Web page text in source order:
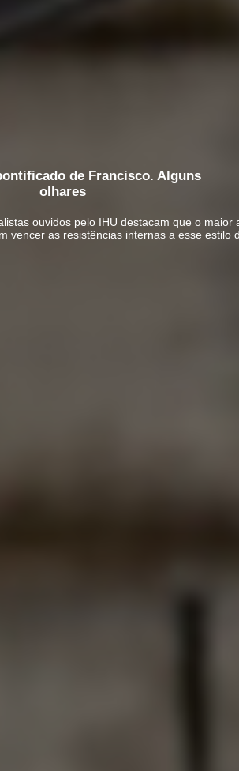
de Francisco. Alguns
olhares
ouvidos pelo IHU destacam que o
vencer as resistências internas a esse estilo